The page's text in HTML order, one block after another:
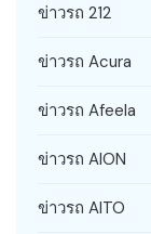
ข่าวรถ 212
ข่าวรถ Acura
ข่าวรถ Afeela
ข่าวรถ AION
ข่าวรถ AITO